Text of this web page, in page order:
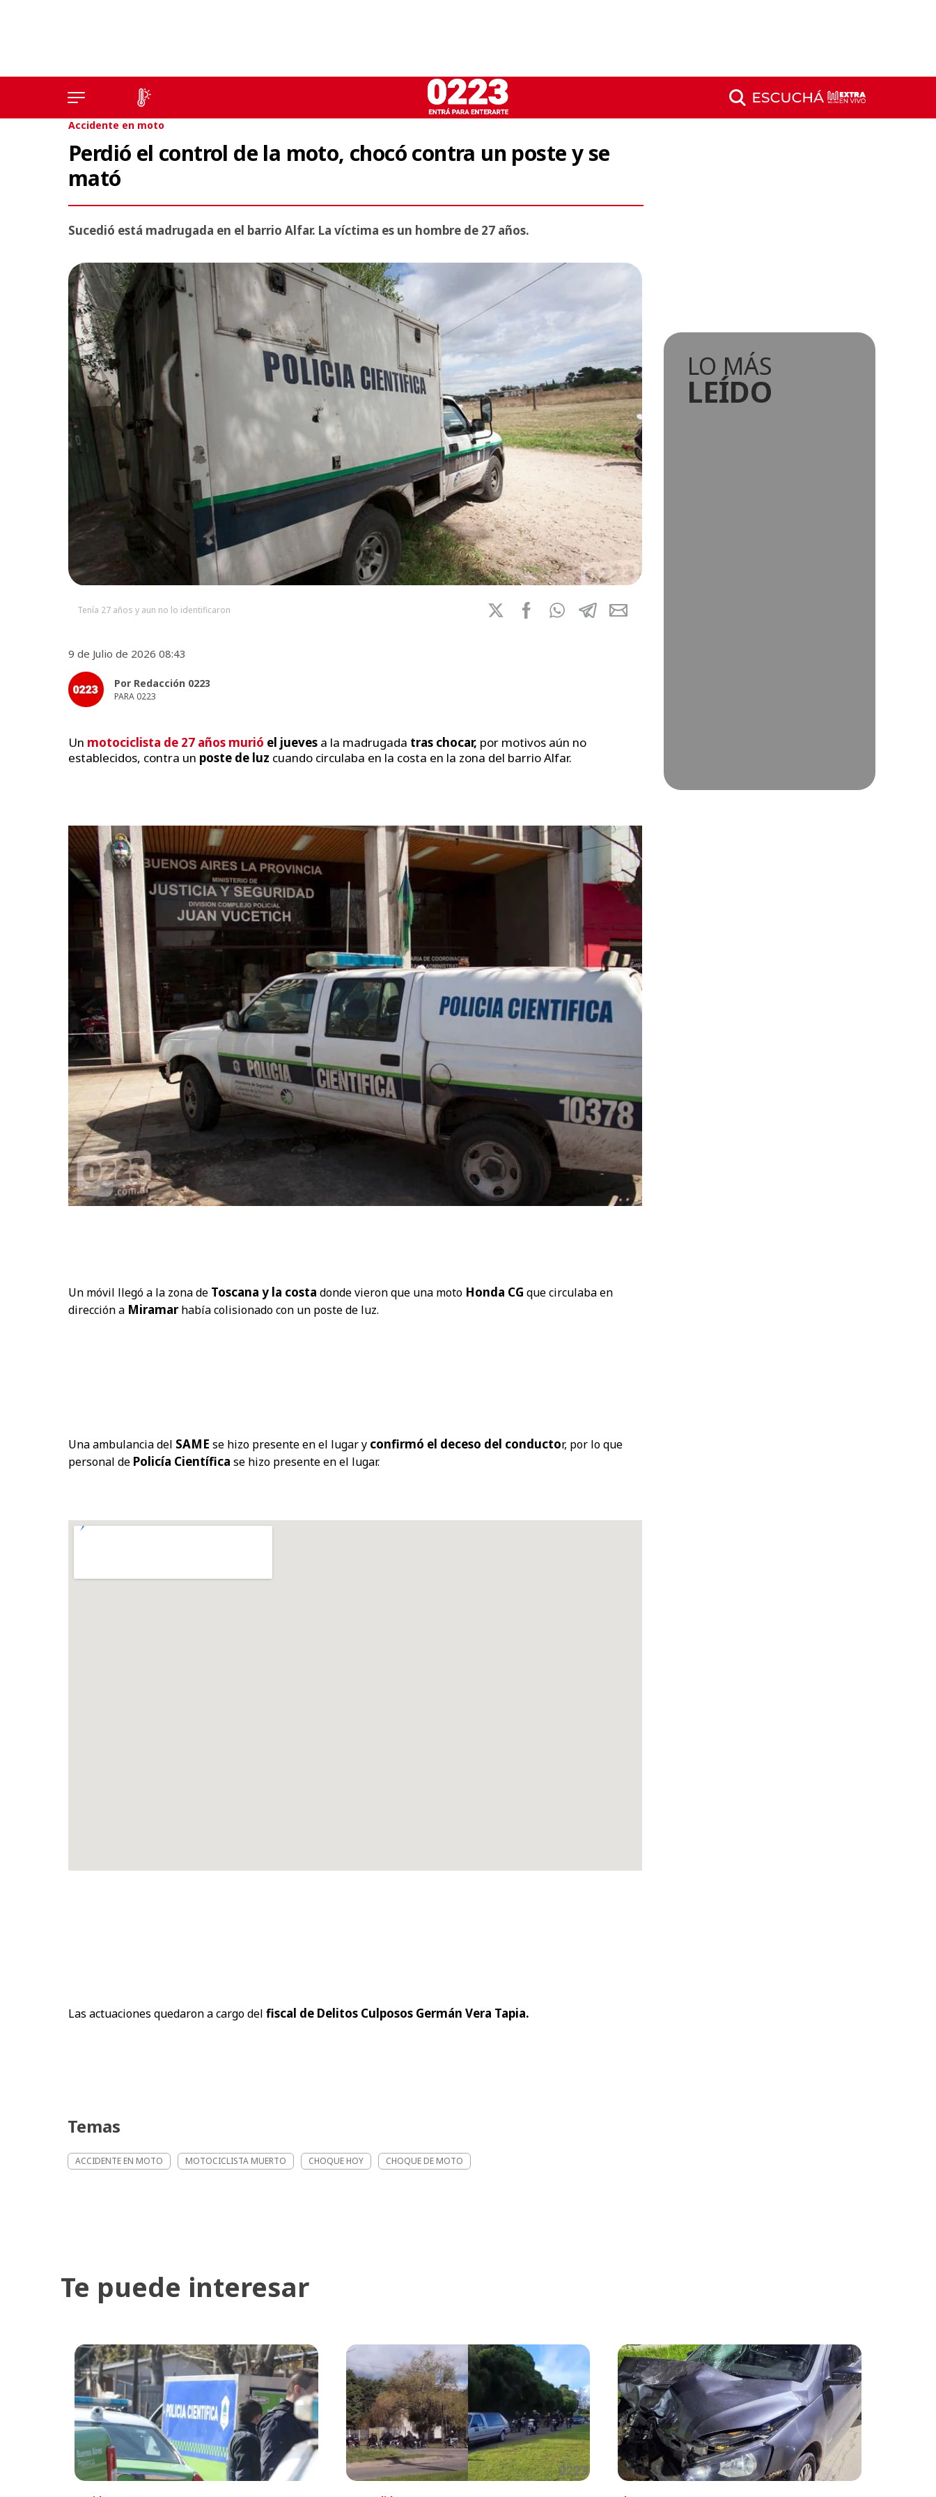
Accidente en moto
Perdió el control de la moto, chocó contra un poste y se
mató
Sucedió está madrugada en el barrio Alfar. La víctima es un hombre de 27 años.
Tenía 27 años y aun no lo identificaron
9 de Julio de 2026 08:43
Por Redacción 0223
PARA 0223
Un motociclista de 27 años murió el jueves a la madrugada tras chocar, por motivos aún no
establecidos, contra un poste de luz cuando circulaba en la costa en la zona del barrio Alfar.
Un móvil llegó a la zona de Toscana y la costa donde vieron que una moto Honda CG que circulaba en
dirección a Miramarhabía colisionado con un poste de luz.
Una ambulancia del SAME se hizo presente en el lugar y confirmó el deceso del conductor, por lo que
personal de Policía Científica se hizo presente en el lugar.
Las actuaciones quedaron a cargo del fiscal de Delitos Culposos Germán Vera Tapia.
Temas
ACCIDENTE EN MOTO MOTOCICLISTA MUERTO CHOQUE HOY CHOQUE DE MOTO
LO MÁS
LEÍDO
Te puede interesar